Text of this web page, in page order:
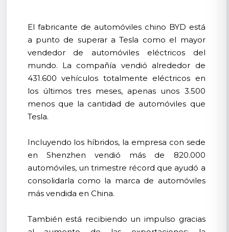
El fabricante de automóviles chino BYD está
a punto de superar a Tesla como el mayor
vendedor de automóviles eléctricos del
mundo. La compañía vendió alrededor de
431.600 vehículos totalmente eléctricos en
los últimos tres meses, apenas unos 3.500
menos que la cantidad de automóviles que
Tesla.
Incluyendo los híbridos, la empresa con sede
en Shenzhen vendió más de 820.000
automóviles, un trimestre récord que ayudó a
consolidarla como la marca de automóviles
más vendida en China.
También está recibiendo un impulso gracias